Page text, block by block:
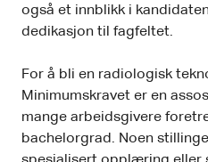
også et innblikk i
dedikasjon til fagfeltet.
For å bli en radiologisk
Minimumskravet er en
mange arbeidsgivere
bachelorgrad. Noen